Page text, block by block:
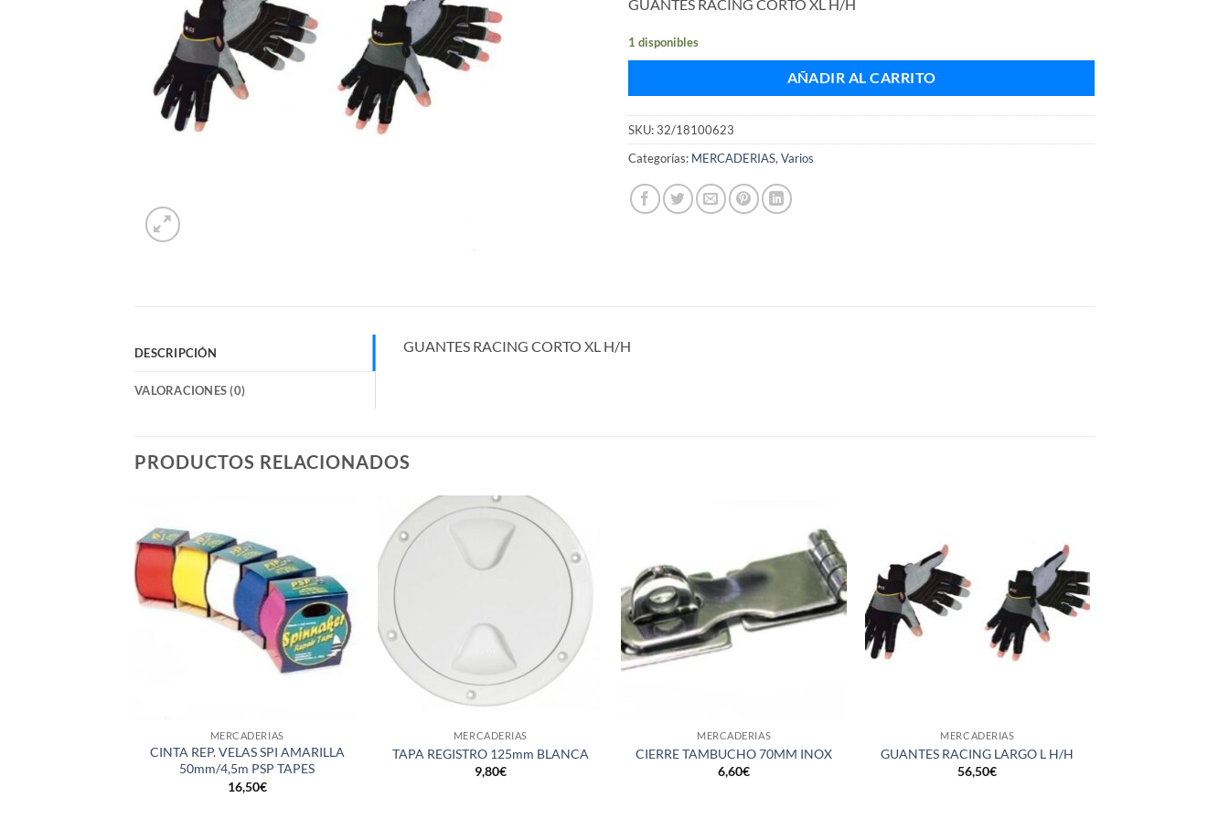
GUANTES RACING CORTO XL H/H
1 disponibles
AÑADIR AL CARRITO
SKU:32/18100623
Categorías: MERCADERIAS, Varios
DESCRIPCIÓN
VALORACIONES (0)
GUANTES RACING CORTO XL H/H
PRODUCTOS RELACIONADOS
MERCADERIAS
CINTA REP. VELAS SPI AMARILLA
50mm/4,5m PSP TAPES
16,50€
MERCADERIAS
TAPA REGISTRO 125mm BLANCA
9,80€
MERCADERIAS
CIERRE TAMBUCHO 70MM INOX
6,60€
MERCADERIAS
GUANTES RACING LARGO L H/H
56,50€